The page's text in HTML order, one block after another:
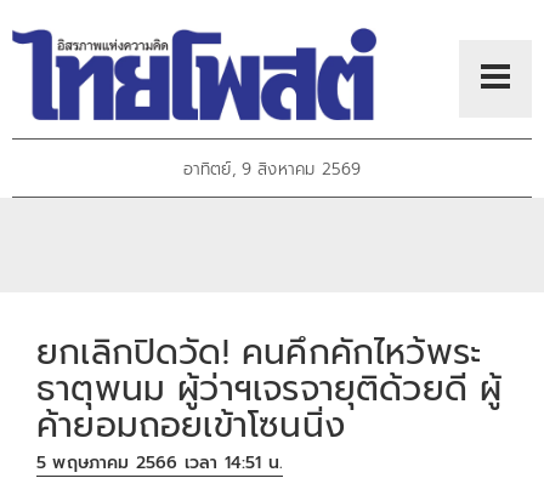
อาทิตย์, 9 สิงหาคม 2569
ยกเลิกปิดวัด! คนคึกคักไหว้พระ
ธาตุพนม ผู้ว่าฯเจรจายุติด้วยดี ผู้
ค้ายอมถอยเข้าโซนนิ่ง
5 พฤษภาคม 2566 เวลา 14:51 น.